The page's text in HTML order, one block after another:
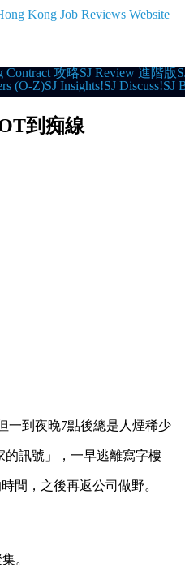
Contract 攻略SJ Review 進階版
(O-Z)SJ Insights!SJ Discuss!SJ
到痴線
一到夜晚7點後總是人煙稀少
的訊號」，一早逃離寫字樓
間，之後再返公司做野。
。